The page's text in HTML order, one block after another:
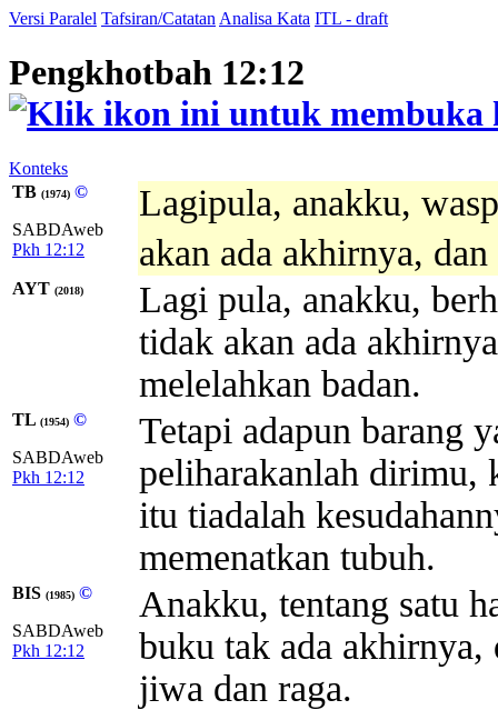
Versi Paralel Tafsiran/Catatan Analisa Kata ITL - draft
Pengkhotbah 12:12
Konteks
TB (1974) ©
SABDAweb
Pkh 12:12
Lagipula, anakku,
akan ada akhirnya,
AYT (2018)
Lagi pula, anakku,
tidak akan ada
melelahkan badan.
TL (1954) ©
SABDAweb
Pkh 12:12
Tetapi adapun barang
peliharakanlah dirimu,
itu tiadalah
memenatkan tubuh.
BIS (1985) ©
SABDAweb
Pkh 12:12
Anakku, tentang satu
buku tak ada akhirnya,
jiwa dan raga.